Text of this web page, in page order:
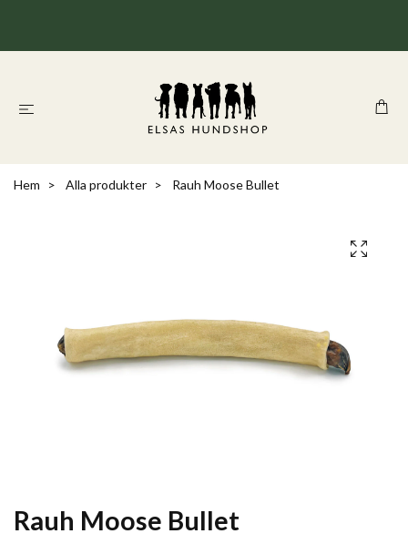
Hem Alla produkter Rauh Moose Bullet
Rauh Moose Bullet